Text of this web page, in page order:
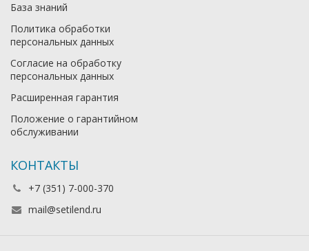
База знаний
Политика обработки
персональных данных
Согласие на обработку
персональных данных
Расширенная гарантия
Положение о гарантийном
обслуживании
КОНТАКТЫ
+7 (351) 7-000-370
mail@setilend.ru